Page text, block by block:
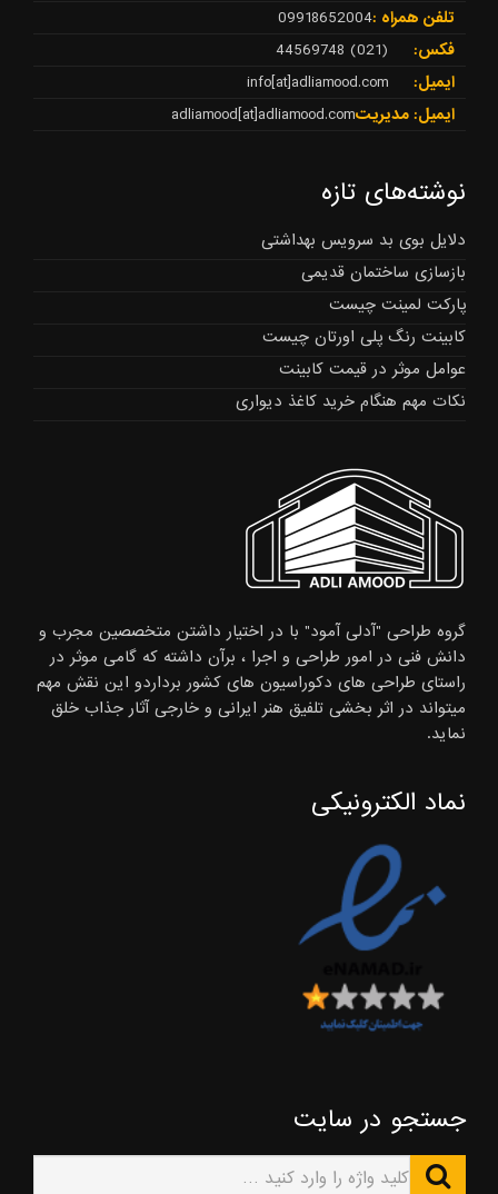
تلفن همراه :09918652004
فکس:
(021) 44569748
ایمیل:
info[at]adliamood.com
ایمیل: مدیریتadliamood[at]adliamood.com
نوشته‌های تازه
دلایل بوی بد سرویس بهداشتی
بازسازی ساختمان قدیمی
پارکت لمینت چیست
کابینت رنگ پلی اورتان چیست
عوامل موثر در قیمت کابینت
نکات مهم هنگام خرید کاغذ دیواری
گروه طراحی "آدلی آمود" با در اختیار داشتن متخصصین مجرب و
دانش فنی در امور طراحی و اجرا ، برآن داشته که گامی موثر در
راستای طراحی های دکوراسیون های کشور برداردو این نقش مهم
میتواند در اثر بخشی تلفیق هنر ایرانی و خارجی آثار جذاب خلق
نماید.
نماد الکترونیکی
جستجو در سایت